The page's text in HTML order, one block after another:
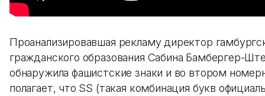
Проанализировавшая рекламу директор
гражданского образования Сабина Бамбергер-
обнаружила фашистские знаки и во втором
полагает, что SS (такая комбинация букв